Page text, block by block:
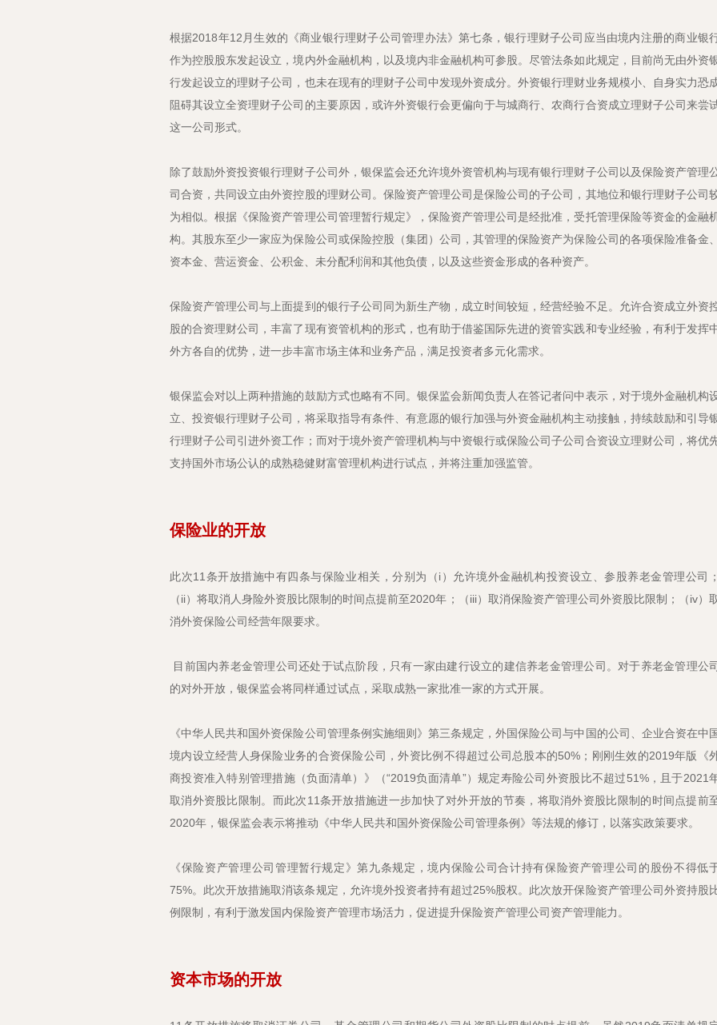
根据2018年12月生效的《商业银行理财子公司管理办法》第七条，银行理财子公司应当由境内注册的商业银
作为控股股东发起设立，境内外金融机构，以及境内非金融机构可参股。尽管法条如此规定，目前尚无由外资
行发起设立的理财子公司，也未在现有的理财子公司中发现外资成分。外资银行理财业务规模小、自身实力恐
阻碍其设立全资理财子公司的主要原因，或许外资银行会更偏向于与城商行、农商行合资成立理财子公司来尝
这一公司形式。
除了鼓励外资投资银行理财子公司外，银保监会还允许境外资管机构与现有银行理财子公司以及保险资产管理
司合资，共同设立由外资控股的理财公司。保险资产管理公司是保险公司的子公司，其地位和银行理财子公司
为相似。根据《保险资产管理公司管理暂行规定》，保险资产管理公司是经批准，受托管理保险等资金的金融
构。其股东至少一家应为保险公司或保险控股（集团）公司，其管理的保险资产为保险公司的各项保险准备金、
资本金、营运资金、公积金、未分配利润和其他负债，以及这些资金形成的各种资产。
保险资产管理公司与上面提到的银行子公司同为新生产物，成立时间较短，经营经验不足。允许合资成立外资
股的合资理财公司，丰富了现有资管机构的形式，也有助于借鉴国际先进的资管实践和专业经验，有利于发挥
外方各自的优势，进一步丰富市场主体和业务产品，满足投资者多元化需求。
银保监会对以上两种措施的鼓励方式也略有不同。银保监会新闻负责人在答记者问中表示，对于境外金融机构
立、投资银行理财子公司，将采取指导有条件、有意愿的银行加强与外资金融机构主动接触，持续鼓励和引导
行理财子公司引进外资工作；而对于境外资产管理机构与中资银行或保险公司子公司合资设立理财公司，将优
支持国外市场公认的成熟稳健财富管理机构进行试点，并将注重加强监管。
保险业的开放
此次11条开放措施中有四条与保险业相关，分别为（i）允许境外金融机构投资设立、参股养老金管理公司；
（ii）将取消人身险外资股比限制的时间点提前至2020年；（iii）取消保险资产管理公司外资股比限制；（iv）
消外资保险公司经营年限要求。
目前国内养老金管理公司还处于试点阶段，只有一家由建行设立的建信养老金管理公司。对于养老金管理公司
的对外开放，银保监会将同样通过试点，采取成熟一家批准一家的方式开展。
《中华人民共和国外资保险公司管理条例实施细则》第三条规定，外国保险公司与中国的公司、企业合资在中
境内设立经营人身保险业务的合资保险公司，外资比例不得超过公司总股本的50%；刚刚生效的2019年版《
商投资准入特别管理措施（负面清单）》（“2019负面清单”）规定寿险公司外资股比不超过51%，且于2021
取消外资股比限制。而此次11条开放措施进一步加快了对外开放的节奏，将取消外资股比限制的时间点提前
2020年，银保监会表示将推动《中华人民共和国外资保险公司管理条例》等法规的修订，以落实政策要求。
《保险资产管理公司管理暂行规定》第九条规定，境内保险公司合计持有保险资产管理公司的股份不得低
75%。此次开放措施取消该条规定，允许境外投资者持有超过25%股权。此次放开保险资产管理公司外资持股
例限制，有利于激发国内保险资产管理市场活力，促进提升保险资产管理公司资产管理能力。
资本市场的开放